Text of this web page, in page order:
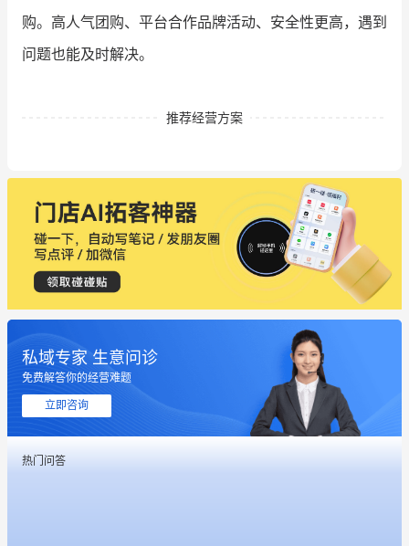
购。高人气团购、平台合作品牌活动、安全性更高，遇到
问题也能及时解决。
推荐经营方案
私域专家 生意问诊
免费解答你的经营难题
立即咨询
热门问答
这个营销策划案例推荐大家看一下
用有赞就能在微信、小红书同时经营了
餐饮也得靠私域和服务提高竞争力